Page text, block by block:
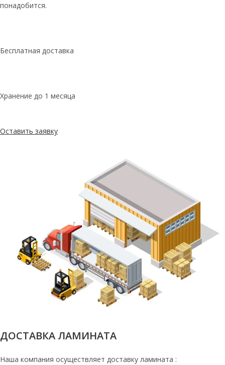
понадобится.
Бесплатная доставка
Хранение до 1 месяца
Оставить заявку
ДОСТАВКА ЛАМИНАТА
Наша компания осуществляет доставку ламината :